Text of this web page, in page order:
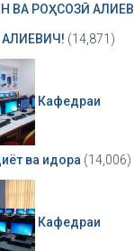
ВА РОҲСОЗӢ АЛИЕВ
(14,871)
Кафедраи
ва идора (14,006)
Кафедраи